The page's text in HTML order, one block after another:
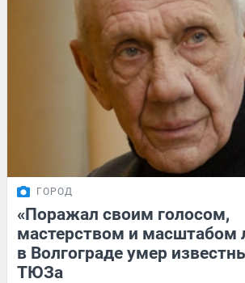
ГОРОД
«Поражал своим голосом,
мастерством и масштабом
в Волгограде умер
ТЮЗа